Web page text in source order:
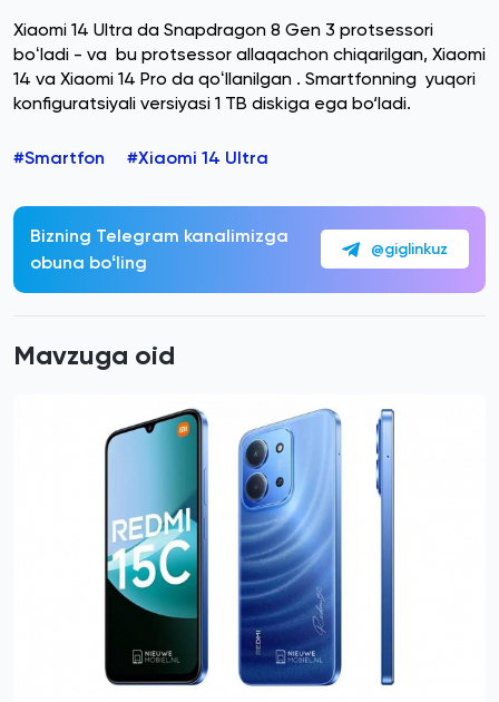
Xiaomi 14 Ultra da Snapdragon 8 Gen 3 protsessori
boʻladi - va bu protsessor allaqachon chiqarilgan, Xiaomi
14 va Xiaomi 14 Pro da qoʻllanilgan . Smartfonning yuqori
konfiguratsiyali versiyasi 1 TB diskiga ega bo‘ladi.
#Smartfon #Xiaomi 14 Ultra
Bizning Telegram kanalimizga
obuna boʻling
@giglinkuz
Mavzuga oid